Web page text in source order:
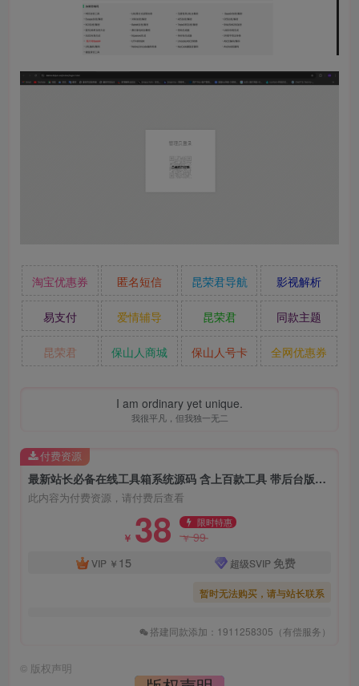
淘宝优惠券 匿名短信 昆荣君导航 影视解析
易支付 爱情辅导 昆荣君 同款主题
昆荣君 保山人商城 保山人号卡 全网优惠券
I am ordinary yet unique.
我很平凡，但我独一无二
最新站长必备在线工具箱系统源码 含上百款工具 带后台版本 自适应模板 优化修复版
此内容为付费资源，请付费后查看
￥ 38 限时特惠
￥99
VIP ￥ 15 超级SVIP 免费
暂时无法购买，请与站长联系
搭建同款添加：1911258305（有偿服务）
付费资源
© 版权声明